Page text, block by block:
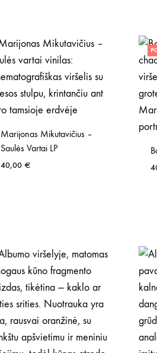
Marijonas Mikutavičius –
Saulės Vartai LP
40,00 €